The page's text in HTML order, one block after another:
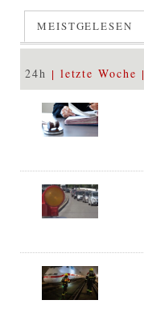
MEISTGELESEN
24h letzte Woche